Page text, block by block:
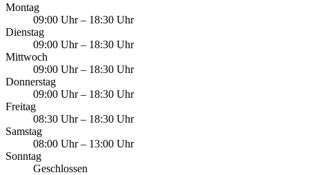
Montag
09:00 Uhr– 18:30 Uhr
Dienstag
09:00 Uhr– 18:30 Uhr
Mittwoch
09:00 Uhr– 18:30 Uhr
Donnerstag
09:00 Uhr– 18:30 Uhr
Freitag
08:30 Uhr– 18:30 Uhr
Samstag
08:00 Uhr– 13:00 Uhr
Sonntag
Geschlossen